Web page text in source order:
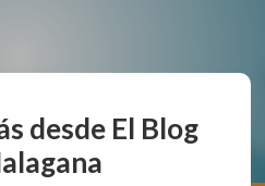
de malas lo hago....
desde El Blog